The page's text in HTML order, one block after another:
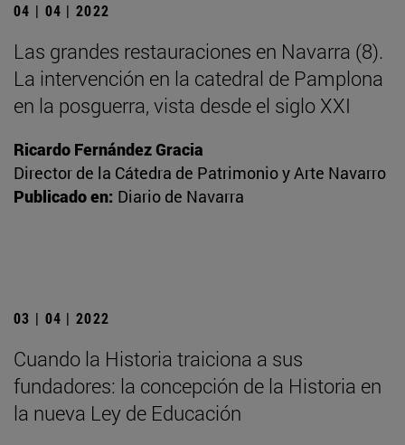
04 | 04 | 2022
Las grandes restauraciones en Navarra (8).
La intervención en la catedral de Pamplona
en la posguerra, vista desde el siglo XXI
Ricardo Fernández Gracia
Director de la Cátedra de Patrimonio y Arte Navarro
Publicado en: Diario de Navarra
03 | 04 | 2022
Cuando la Historia traiciona a sus
fundadores: la concepción de la Historia en
la nueva Ley de Educación